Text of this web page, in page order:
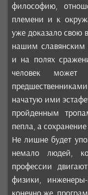
философию,
племени и к
уже доказало свою
нашим славянским
и на полях
человек может
начатую ими
пройденным
пепла, а сохранение
Не лишне будет
немало людей,
профессии
физики,